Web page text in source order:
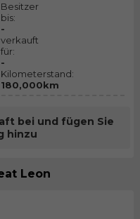
Besitzer
bis:
-
verkauft
für:
-
Kilometerstand:
180,000km
bei und fügen Sie
hinzu
Leon